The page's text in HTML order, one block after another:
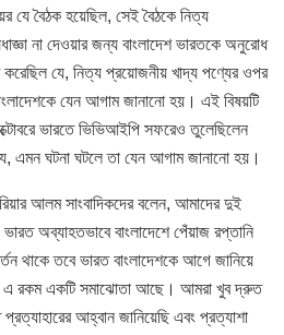
যে বৈঠক হয়েছিল, সেই বৈঠকে নিত্য
না দেওয়ার জন্য বাংলাদেশ ভারতকে অনুরোধ
যে, নিত্য প্রয়োজনীয় খাদ্য পণ্যের ওপর
যেন আগাম জানানো হয়। এই বিষয়টি
ভারতে ভিভিআইপি সফরেও তুলেছিলেন
এমন ঘটনা ঘটলে তা যেন আগাম জানানো হয়।
আলম সাংবাদিকদের বলেন, আমাদের দুই
অব্যাহতভাবে বাংলাদেশে পেঁয়াজ রপ্তানি
থাকে তবে ভারত বাংলাদেশকে আগে জানিয়ে
এ রকম একটি সমাঝোতা আছে। আমরা খুব দ্রুত
আহ্বান জানিয়েছি এবং প্রত্যাশা